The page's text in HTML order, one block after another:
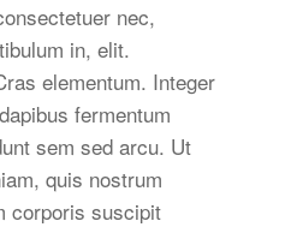
nec,
in, elit.
elementum. Integer
fermentum
sem sed arcu. Ut
quis nostrum
corporis suscipit